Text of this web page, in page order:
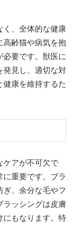
く、全体的な健康
高齢猫や病気を抱
必要です。獣医に
発見し、適切な対
健康を維持するた
ケアが不可欠で
に重要です。ブラ
ぎ、余分な毛やフ
ラッシングは皮膚
にもなります。特